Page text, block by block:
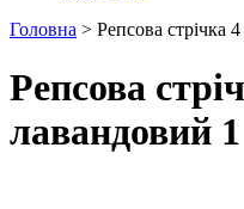
Головна > Репсова стрічка
Репсова
лавандовий